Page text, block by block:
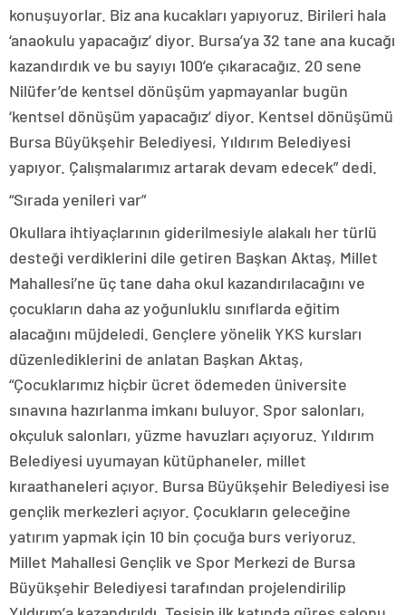
konuşuyorlar. Biz ana kucakları yapıyoruz. Birileri hala
‘anaokulu yapacağız’ diyor. Bursa’ya 32 tane ana kucağı
kazandırdık ve bu sayıyı 100’e çıkaracağız. 20 sene
Nilüfer’de kentsel dönüşüm yapmayanlar bugün
‘kentsel dönüşüm yapacağız’ diyor. Kentsel dönüşümü
Bursa Büyükşehir Belediyesi, Yıldırım Belediyesi
yapıyor. Çalışmalarımız artarak devam edecek” dedi.
“Sırada yenileri var”
Okullara ihtiyaçlarının giderilmesiyle alakalı her türlü
desteği verdiklerini dile getiren Başkan Aktaş, Millet
Mahallesi’ne üç tane daha okul kazandırılacağını ve
çocukların daha az yoğunluklu sınıflarda eğitim
alacağını müjdeledi. Gençlere yönelik YKS kursları
düzenlediklerini de anlatan Başkan Aktaş,
“Çocuklarımız hiçbir ücret ödemeden üniversite
sınavına hazırlanma imkanı buluyor. Spor salonları,
okçuluk salonları, yüzme havuzları açıyoruz. Yıldırım
Belediyesi uyumayan kütüphaneler, millet
kıraathaneleri açıyor. Bursa Büyükşehir Belediyesi ise
gençlik merkezleri açıyor. Çocukların geleceğine
yatırım yapmak için 10 bin çocuğa burs veriyoruz.
Millet Mahallesi Gençlik ve Spor Merkezi de Bursa
Büyükşehir Belediyesi tarafından projelendirilip